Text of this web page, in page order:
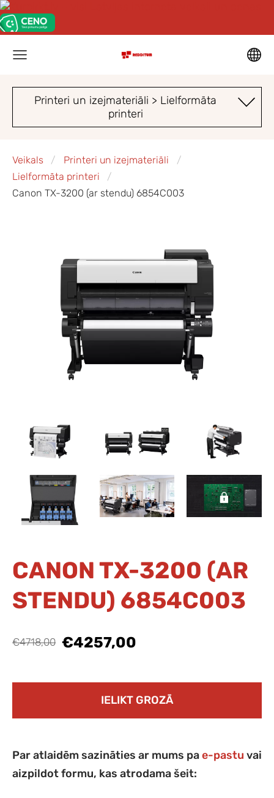
Printeri un izejmateriāli > Lielformāta
printeri
Veikals
Printeri un izejmateriāli
Lielformāta printeri
Canon TX-3200 (ar stendu) 6854C003
CANON TX-3200 (AR
STENDU) 6854C003
€4718,00 €4257,00
IELIKT GROZĀ
Par atlaidēm sazināties ar mums pae-pastu vai
aizpildot formu, kas atrodama šeit: